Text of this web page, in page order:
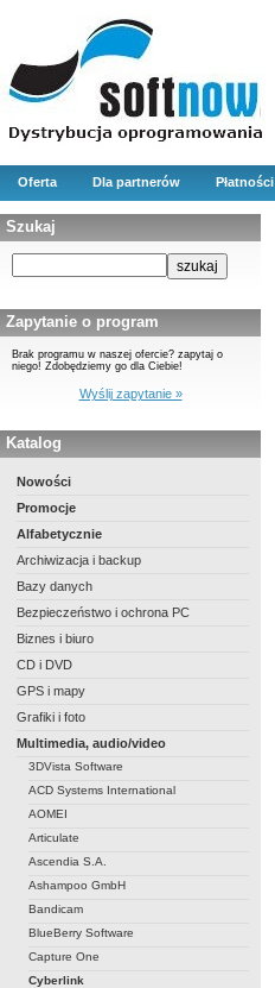
Oferta Dla partnerów Płatności
Szukaj
Zapytanie o program
Brak programu w naszej ofercie? zapytaj o
niego! Zdobędziemy go dla Ciebie!
Wyślij zapytanie »
Katalog
Nowości
Promocje
Alfabetycznie
Archiwizacja i backup
Bazy danych
Bezpieczeństwo i ochrona PC
Biznes i biuro
CD i DVD
GPS i mapy
Grafiki i foto
Multimedia, audio/video
3DVista Software
ACD Systems International
AOMEI
Articulate
Ascendia S.A.
Ashampoo GmbH
Bandicam
BlueBerry Software
Capture One
Cyberlink